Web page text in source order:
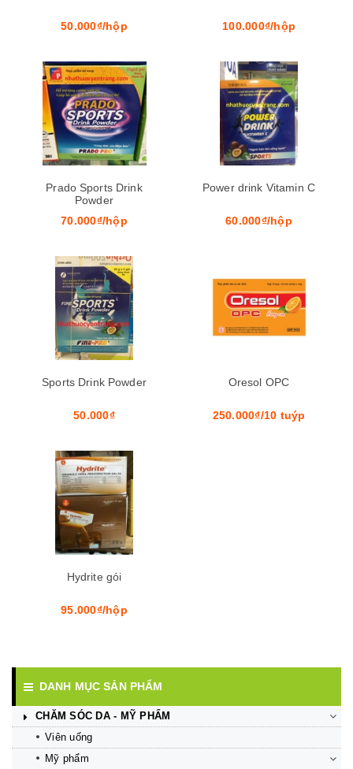
50.000₫/hộp 100.000₫/hộp
Prado Sports Drink
Powder
70.000₫/hộp
Power drink Vitamin C
60.000₫/hộp
Sports Drink Powder
50.000₫
Oresol OPC
250.000₫/10 tuýp
Hydrite gói
95.000₫/hộp
DANH MỤC SẢN PHẨM
CHĂM SÓC DA - MỸ PHẨM
Viên uống
Mỹ phẩm